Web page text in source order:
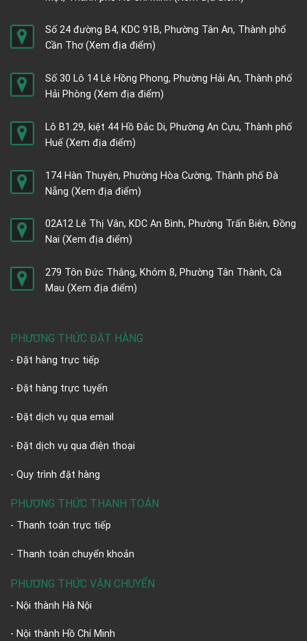
Số 24 đường B4, KDC 91B, Phường Tân An, Thành phố
Cần Thơ(Xem địa điểm)
Số 30 Lô 14 Lê Hồng Phong, Phường Hải An, Thành phố
Hải Phòng (Xem địa điểm)
Lô B1.29, kiệt 44 Hồ Đắc Di, Phường An Cựu, Thành phố
Huế (Xem địa điểm)
174 Hàn Thuyên, Phường Hòa Cường, Thành phố Đà
Nẵng (Xem địa điểm)
02A12 Lê Thị Vân, KDC An Bình, Phường Trấn Biên, Đồng
Nai (Xem địa điểm)
279 Tôn Đức Thắng, Khóm 8, Phường Tân Thành, Cà
Mau (Xem địa điểm)
PHƯƠNG THỨC ĐẶT HÀNG
- Đặt hàng trực tiếp
- Đặt hàng trực tuyến
- Đặt dịch vụ qua email
- Đặt dịch vụ qua điện thoại
- Quy trình đặt hàng
PHƯƠNG THỨC THANH TOÁN
- Thanh toán trực tiếp
- Thanh toán chuyển khoản
PHƯƠNG THỨC VẬN CHUYỂN
- Nội thành Hà Nội
- Nội thành Hồ Chí Minh